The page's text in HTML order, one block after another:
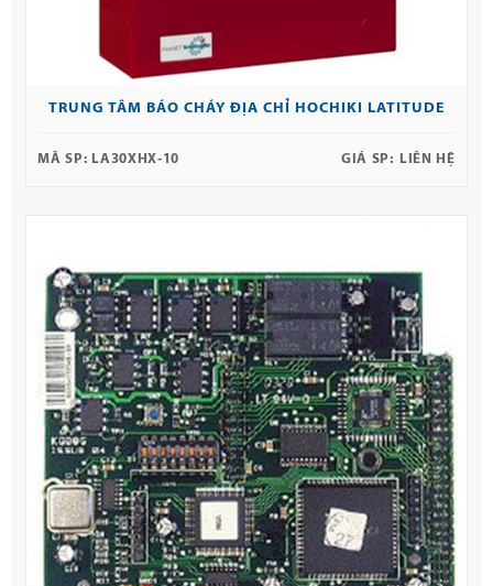
TRUNG TÂM BÁO CHÁY ĐỊA CHỈ HOCHIKI LATITUDE
MÃ SP: LA30XHX-10 GIÁ SP: LIÊN HỆ